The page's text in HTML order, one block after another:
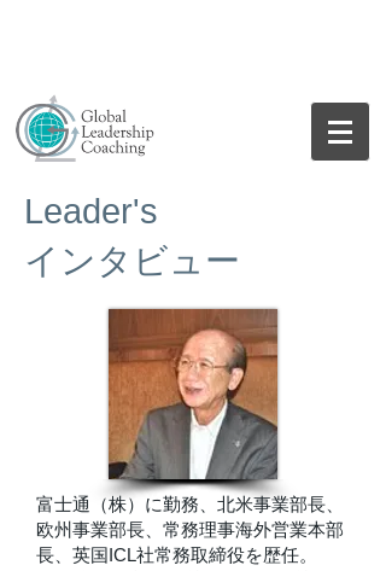
富士通（株）に勤務、北米事業部長、
欧州事業部長、常務理事海外営業本部
長、英国ICL社常務取締役を歴任。
Leader's
インタビュー